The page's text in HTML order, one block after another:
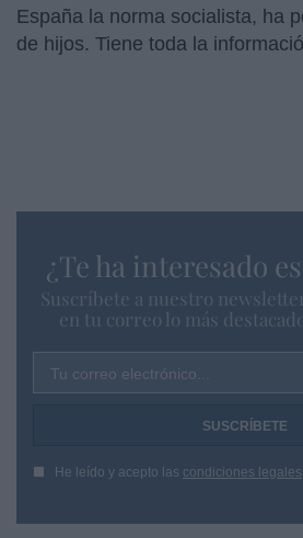
España la norma socialista, ha
de hijos. Tiene toda la
¿Te ha interesado
Suscríbete a nuestro
en tu correo lo más
Tu correo electrónico...
He leído y acepto las condiciones legales